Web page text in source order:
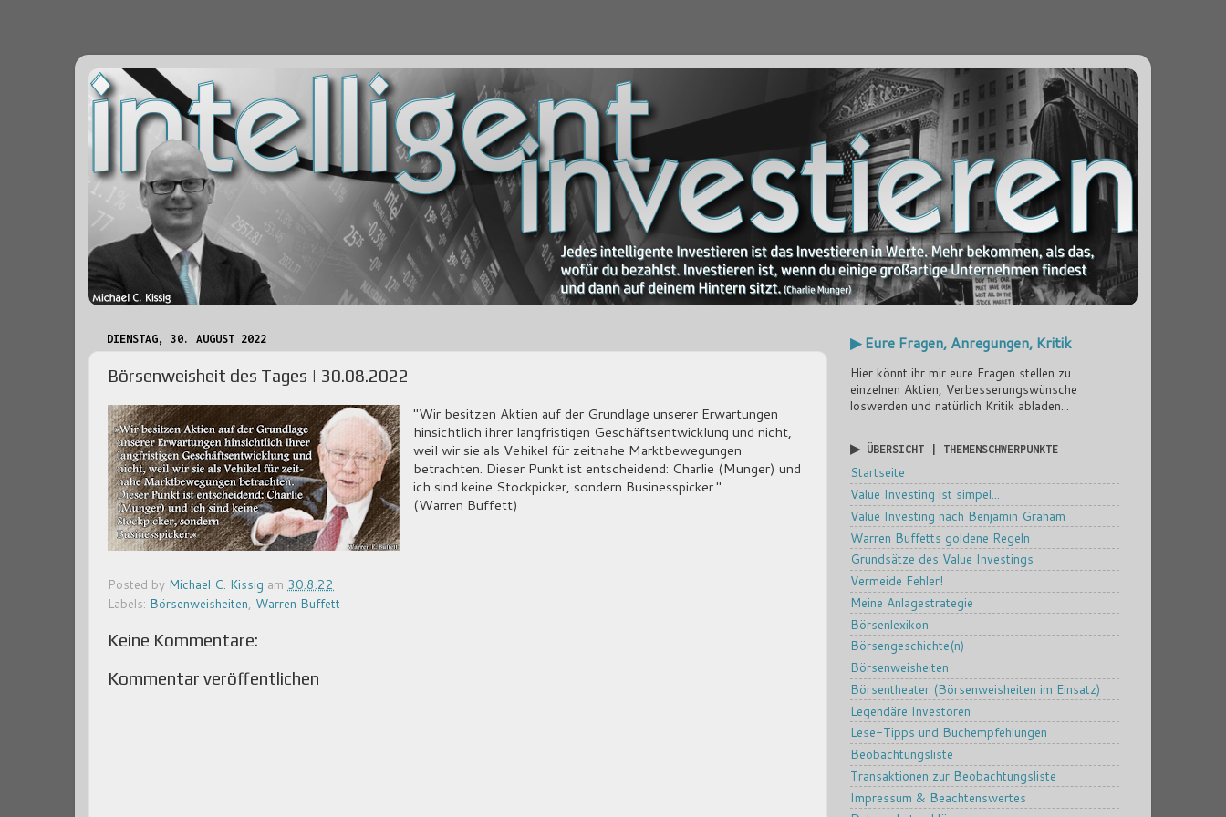
DIENSTAG, 30. AUGUST 2022
Börsenweisheit des Tages | 30.08.2022
"Wir besitzen Aktien auf der Grundlage unserer Erwartungen
hinsichtlich ihrer langfristigen Geschäftsentwicklung und nicht,
weil wir sie als Vehikel für zeitnahe Marktbewegungen
betrachten. Dieser Punkt ist entscheidend: Charlie (Munger) und
ich sind keine Stockpicker, sondern Businesspicker."
(Warren Buffett)
Posted by Michael C. Kissig am 30.8.22
Labels: Börsenweisheiten, Warren Buffett
Keine Kommentare:
Kommentar veröffentlichen
▶ Eure Fragen, Anregungen, Kritik
Hier könnt ihr mir eure Fragen stellen zu
einzelnen Aktien, Verbesserungswünsche
loswerden und natürlich Kritik abladen...
▶ ÜBERSICHT | THEMENSCHWERPUNKTE
Startseite
Value Investing ist simpel...
Value Investing nach Benjamin Graham
Warren Buffetts goldene Regeln
Grundsätze des Value Investings
Vermeide Fehler!
Meine Anlagestrategie
Börsenlexikon
Börsengeschichte(n)
Börsenweisheiten
Börsentheater (Börsenweisheiten im Einsatz)
Legendäre Investoren
Lese-Tipps und Buchempfehlungen
Beobachtungsliste
Transaktionen zur Beobachtungsliste
Impressum & Beachtenswertes